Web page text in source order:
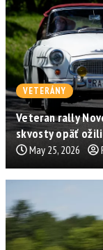
VETERÁNY
Veteran rally
skvosty opäť
May 25, 2026